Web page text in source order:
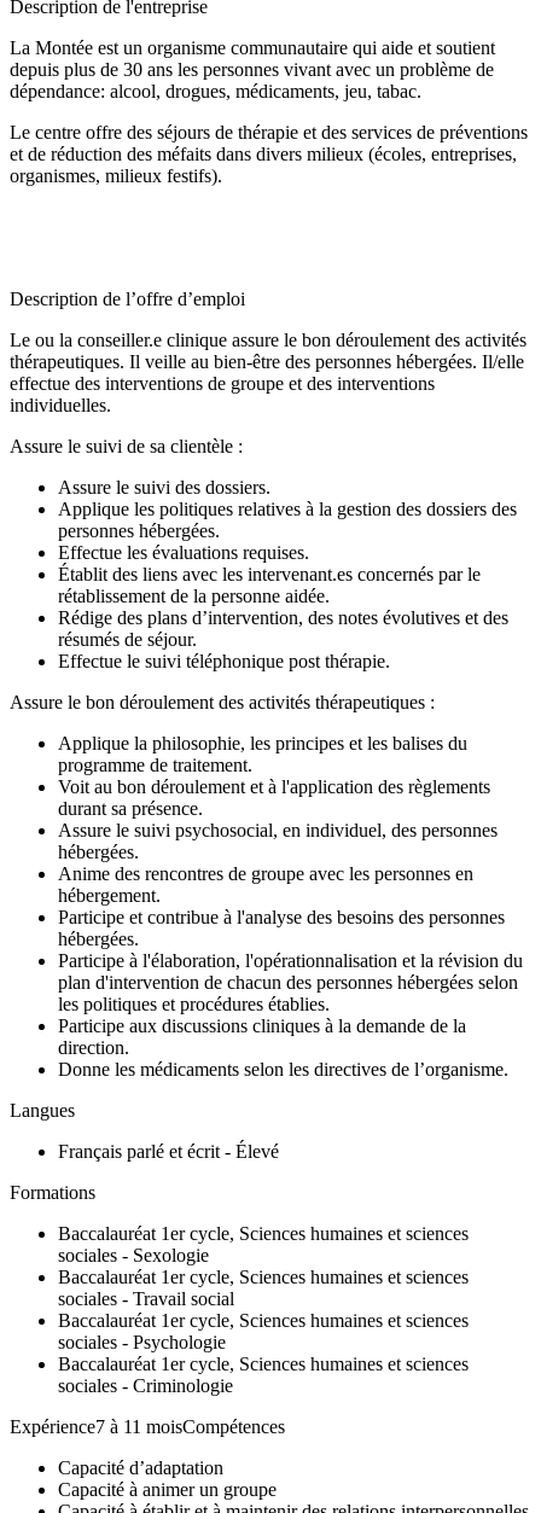
Description de l'entreprise
La Montée est un organisme communautaire qui aide et soutient
depuis plus de 30 ans les personnes vivant avec un problème de
dépendance: alcool, drogues, médicaments, jeu, tabac.
Le centre offre des séjours de thérapie et des services de préventions
et de réduction des méfaits dans divers milieux (écoles, entreprises,
organismes, milieux festifs).
Description de l’offre d’emploi
Le ou la conseiller.e clinique assure le bon déroulement des activités
thérapeutiques. Il veille au bien-être des personnes hébergées. Il/elle
effectue des interventions de groupe et des interventions
individuelles.
Assure le suivi de sa clientèle :
Assure le suivi des dossiers.
Applique les politiques relatives à la gestion des dossiers des
personnes hébergées.
Effectue les évaluations requises.
Établit des liens avec les intervenant.es concernés par le
rétablissement de la personne aidée.
Rédige des plans d’intervention, des notes évolutives et des
résumés de séjour.
Effectue le suivi téléphonique post thérapie.
Assure le bon déroulement des activités thérapeutiques :
Applique la philosophie, les principes et les balises du
programme de traitement.
Voit au bon déroulement et à l'application des règlements
durant sa présence.
Assure le suivi psychosocial, en individuel, des personnes
hébergées.
Anime des rencontres de groupe avec les personnes en
hébergement.
Participe et contribue à l'analyse des besoins des personnes
hébergées.
Participe à l'élaboration, l'opérationnalisation et la révision du
plan d'intervention de chacun des personnes hébergées selon
les politiques et procédures établies.
Participe aux discussions cliniques à la demande de la
direction.
Donne les médicaments selon les directives de l’organisme.
Langues
Français parlé et écrit - Élevé
Formations
Baccalauréat 1er cycle, Sciences humaines et sciences
sociales - Sexologie
Baccalauréat 1er cycle, Sciences humaines et sciences
sociales - Travail social
Baccalauréat 1er cycle, Sciences humaines et sciences
sociales - Psychologie
Baccalauréat 1er cycle, Sciences humaines et sciences
sociales - Criminologie
Expérience7 à 11 moisCompétences
Capacité d’adaptation
Capacité à animer un groupe